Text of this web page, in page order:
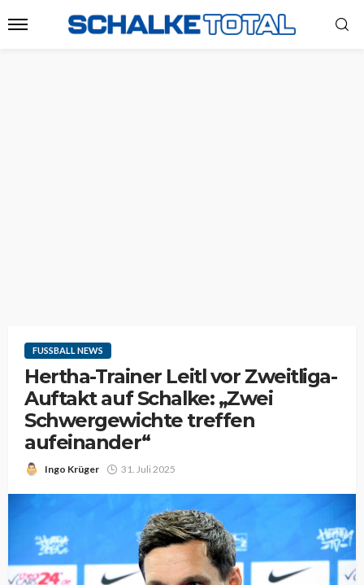
FUSSBALL NEWS
Hertha-Trainer Leitl vor Zweitliga-
Auftakt auf Schalke: „Zwei
Schwergewichte treffen
aufeinander“
Ingo Krüger 31. Juli 2025